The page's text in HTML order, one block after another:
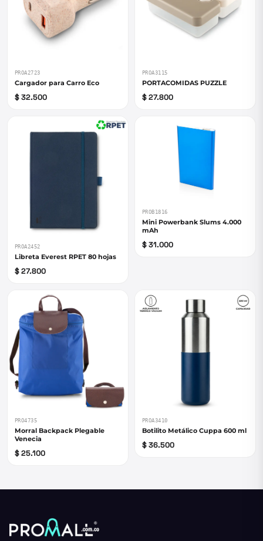
PROA2723
Cargador para Carro Eco
$ 32.500
PROA3115
PORTACOMIDAS PUZZLE
$ 27.800
PROA2452
Libreta Everest RPET 80 hojas
$ 27.800
PROB1816
Mini Powerbank Slums 4.000
mAh
$ 31.000
PRO4735
Morral Backpack Plegable
Venecia
$ 25.100
PROA3410
Botilito Metálico Cuppa 600 ml
$ 36.500